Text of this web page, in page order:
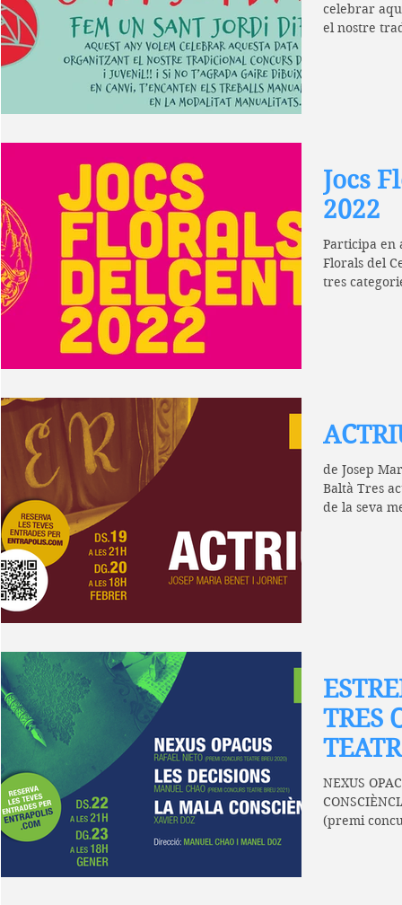
celebrar
el nostre
Jocs
2022
Participa en
Florals del
tres
de Josep
Baltà Tres
de la seva
TRES
NEXUS
(premi